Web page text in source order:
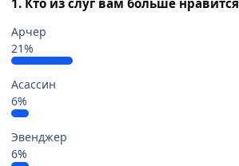
Арчер
21%
Асассин
6%
Эвенджер
6%